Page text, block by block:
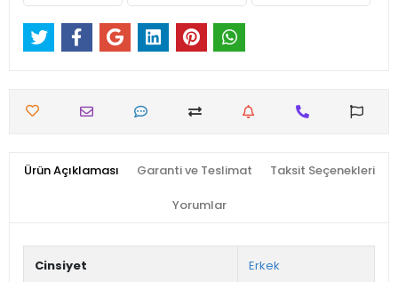
Ürün Açıklaması Garanti ve Teslimat Taksit Seçenekleri
Yorumlar
Cinsiyet Erkek